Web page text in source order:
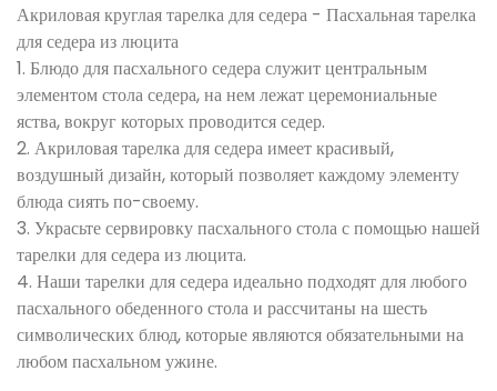
Акриловая круглая тарелка для седера - Пасхальная тарелка
для седера из люцита
1. Блюдо для пасхального седера служит центральным
элементом стола седера, на нем лежат церемониальные
яства, вокруг которых проводится седер.
2. Акриловая тарелка для седера имеет красивый,
воздушный дизайн, который позволяет каждому элементу
блюда сиять по-своему.
3. Украсьте сервировку пасхального стола с помощью нашей
тарелки для седера из люцита.
4. Наши тарелки для седера идеально подходят для любого
пасхального обеденного стола и рассчитаны на шесть
символических блюд, которые являются обязательными на
любом пасхальном ужине.